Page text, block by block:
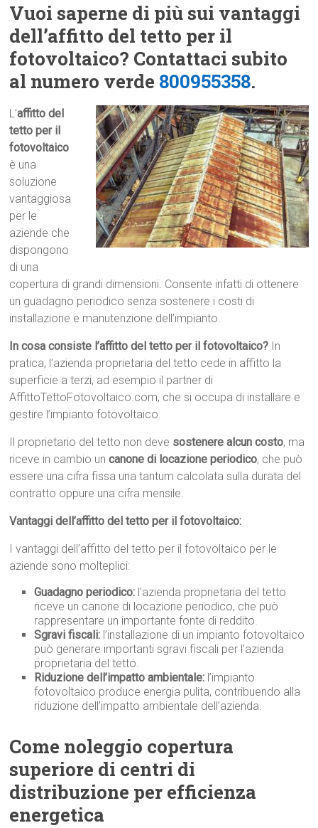
Vuoi saperne di più sui vantaggi
dell’affitto del tetto per il
fotovoltaico? Contattaci subito
al numero verde 800955358.
L’affitto del
tetto per il
fotovoltaico
è una
soluzione
vantaggiosa
per le
aziende che
dispongono
di una
copertura di grandi dimensioni. Consente infatti di ottenere
un guadagno periodico senza sostenere i costi di
installazione e manutenzione dell’impianto.
In cosa consiste l’affitto del tetto per il fotovoltaico? In
pratica, l’azienda proprietaria del tetto cede in affitto la
superficie a terzi, ad esempio il partner di
AffittoTettoFotovoltaico.com, che si occupa di installare e
gestire l’impianto fotovoltaico.
Il proprietario del tetto non deve sostenere alcun costo, ma
riceve in cambio uncanone di locazione periodico, che può
essere una cifra fissa una tantum calcolata sulla durata del
contratto oppure una cifra mensile.
Vantaggi dell’affitto del tetto per il fotovoltaico:
I vantaggi dell’affitto del tetto per il fotovoltaico per le
aziende sono molteplici:
Guadagno periodico: l’azienda proprietaria del tetto
riceve un canone di locazione periodico, che può
rappresentare un importante fonte di reddito.
Sgravi fiscali: l’installazione di un impianto fotovoltaico
può generare importanti sgravi fiscali per l’azienda
proprietaria del tetto.
Riduzione dell’impatto ambientale: l’impianto
fotovoltaico produce energia pulita, contribuendo alla
riduzione dell’impatto ambientale dell’azienda.
Come noleggio copertura
superiore di centri di
distribuzione per efficienza
energetica